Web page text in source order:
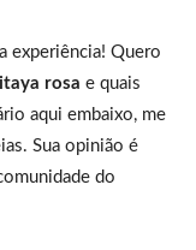
experiência! Quero
rosa e quais
aqui embaixo, me
Sua opinião é
do